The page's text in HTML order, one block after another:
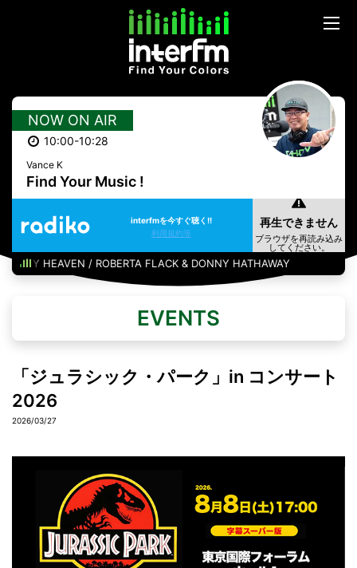
NOW ON AIR
10:00-10:28
Vance K
Find Your Music !
interfmを今すぐ聴く!!
利用規約等
MY HEAVEN / ROBERTA FLACK & DONNY HATHAWAY
EVENTS
「ジュラシック・パーク」in コンサート
2026
2026/03/27